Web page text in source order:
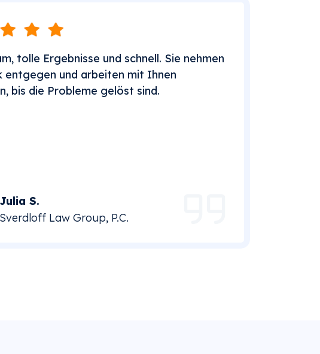
tolle Ergebnisse und schnell. Sie nehmen
entgegen und arbeiten mit Ihnen
bis die Probleme gelöst sind.
Julia S.
Sverdloff Law Group, P.C.